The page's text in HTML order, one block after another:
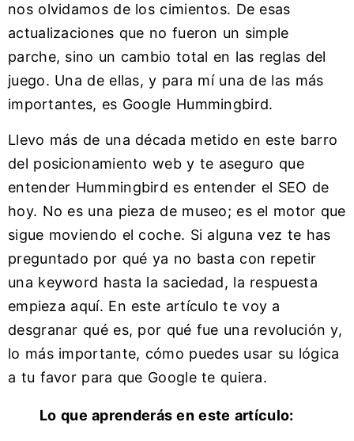
nos olvidamos de los cimientos. De esas
actualizaciones que no fueron un simple
parche, sino un cambio total en las reglas del
juego. Una de ellas, y para mí una de las más
importantes, es Google Hummingbird.
Llevo más de una década metido en este barro
del posicionamiento web y te aseguro que
entender Hummingbird es entender el SEO de
hoy. No es una pieza de museo; es el motor que
sigue moviendo el coche. Si alguna vez te has
preguntado por qué ya no basta con repetir
una keyword hasta la saciedad, la respuesta
empieza aquí. En este artículo te voy a
desgranar qué es, por qué fue una revolución y,
lo más importante, cómo puedes usar su lógica
a tu favor para que Google te quiera.
Lo que aprenderás en este artículo: